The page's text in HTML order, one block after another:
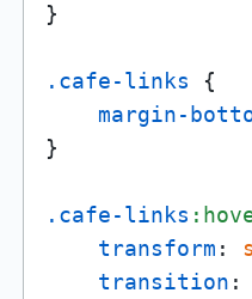
}
.cafe-links {
margin-
}
.cafe-links
transform :
transition :